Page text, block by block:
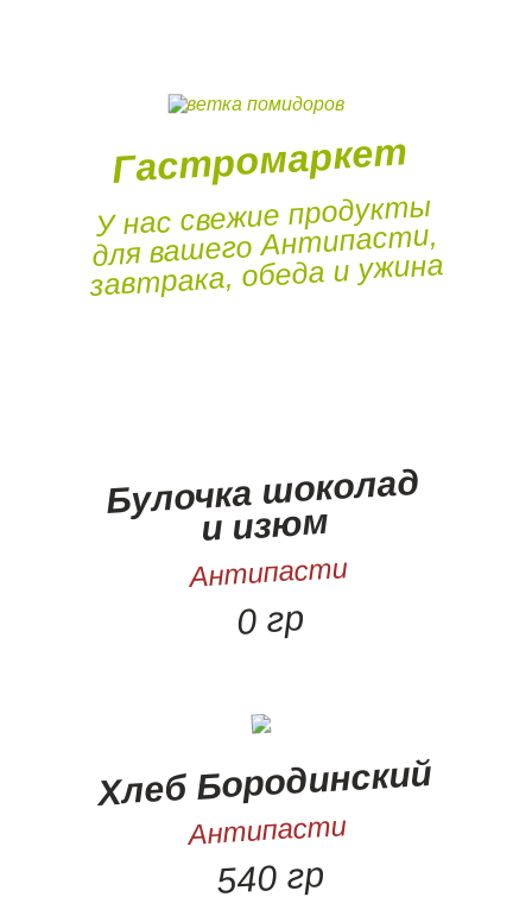
Гастромаркет
У нас свежие продукты
для вашего Антипасти,
завтрака, обеда и ужина
Булочка шоколад
и изюм
Антипасти
0 гр
Хлеб Бородинский
Антипасти
540 гр